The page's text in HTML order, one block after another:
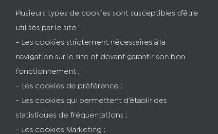
Plusieurs types de cookies sont susceptibles d’être
utilisés par le site :
- Les cookies strictement nécessaires à la
navigation sur le site et devant garantir son bon
fonctionnement ;
- Les cookies de préférence ;
- Les cookies qui permettent d’établir des
statistiques de fréquentations ;
- Les cookies Marketing ;